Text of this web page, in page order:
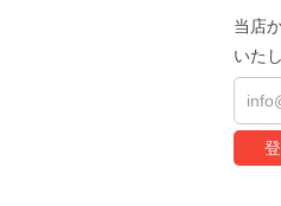
当店
いた